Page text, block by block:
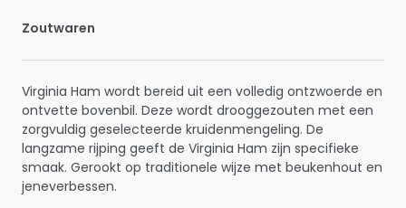
Zoutwaren
Virginia Ham wordt bereid uit een volledig ontzwoerde en
ontvette bovenbil. Deze wordt drooggezouten met een
zorgvuldig geselecteerde kruidenmengeling. De
langzame rijping geeft de Virginia Ham zijn specifieke
smaak. Gerookt op traditionele wijze met beukenhout en
jeneverbessen.